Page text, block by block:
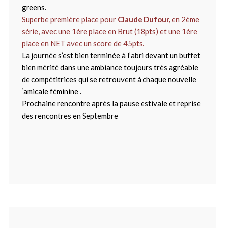
greens.
Superbe première place pour Claude Dufour,en 2ème
série, avec une 1ère place en Brut (18pts) et une 1ère
place en NET avec un score de 45pts.
La journée s’est bien terminée à l’abri devant un buffet
bien mérité dans une ambiance toujours très agréable
de compétitrices qui se retrouvent à chaque nouvelle
‘amicale féminine .
Prochaine rencontre après la pause estivale et reprise
des rencontres en Septembre